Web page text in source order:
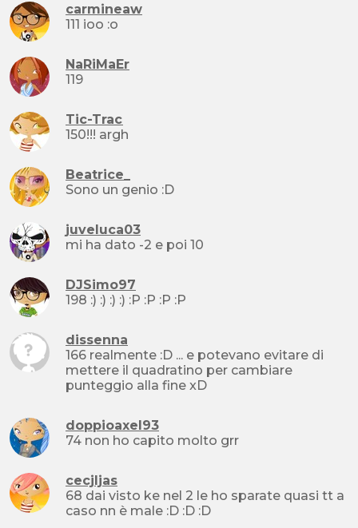
carmineaw
111 ioo :o
NaRiMaEr
119
Tic-Trac
150!!! argh
Beatrice_
Sono un genio :D
juveluca03
mi ha dato -2 e poi 10
DJSimo97
198 :) :) :) :) :P :P :P :P
dissenna
166 realmente :D ... e potevano evitare di
mettere il quadratino per cambiare
punteggio alla fine xD
doppioaxel93
74 non ho capito molto grr
cecjljas
68 dai visto ke nel 2 le ho sparate quasi tt a
caso nn è male :D :D :D